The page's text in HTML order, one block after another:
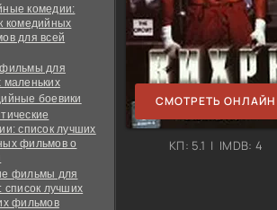
комедии:
комедийных
для всей
для
маленьких
боевики
список лучших
фильмов о
фильмы для
список лучших
фильмов
СМОТРЕТЬ ОНЛАЙН
КП: 5.1 | IMDB: 4